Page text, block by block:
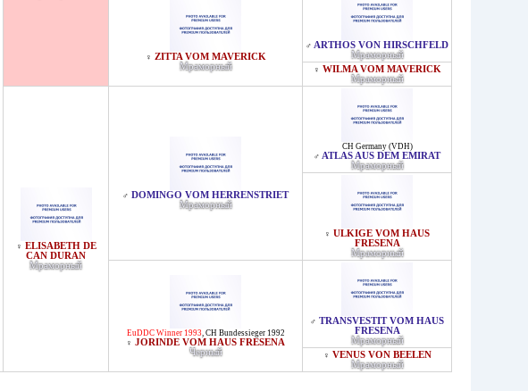
♀ ZITTA VOM MAVERICK
Мраморный
♂ ARTHOS VON HIRSCHFELD
Мраморный
♀ WILMA VOM MAVERICK
Мраморный
♀ ELISABETH DE
CAN DURAN
Мраморный
♂ DOMINGO VOM HERRENSTRIET
Мраморный
CH Germany (VDH)
♂ ATLAS AUS DEM EMIRAT
Мраморный
♀ ULKIGE VOM HAUS
FRESENA
Мраморный
EuDDC Winner 1993, CH Bundessieger 1992
♀ JORINDE VOM HAUS FRESENA
Черный
♂ TRANSVESTIT VOM HAUS
FRESENA
Мраморный
♀ VENUS VON BEELEN
Мраморный